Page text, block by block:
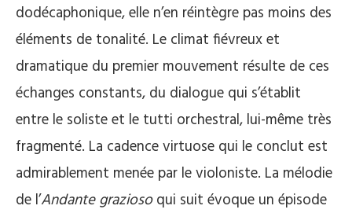
dodécaphonique, elle n’en réintègre pas moins des
éléments de tonalité. Le climat fiévreux et
dramatique du premier mouvement résulte de ces
échanges constants, du dialogue qui s’établit
entre le soliste et le tutti orchestral, lui-même très
fragmenté. La cadence virtuose qui le conclut est
admirablement menée par le violoniste. La mélodie
de l’Andante graziosoqui suit évoque un épisode